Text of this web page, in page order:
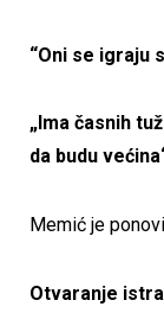
“Oni se igraju
„Ima časnih
da budu
Memić je
Otvaranje